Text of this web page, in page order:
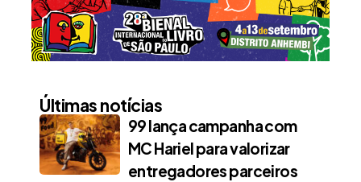
Últimas notícias
99 lança campanha com
MC Hariel para valorizar
entregadores parceiros